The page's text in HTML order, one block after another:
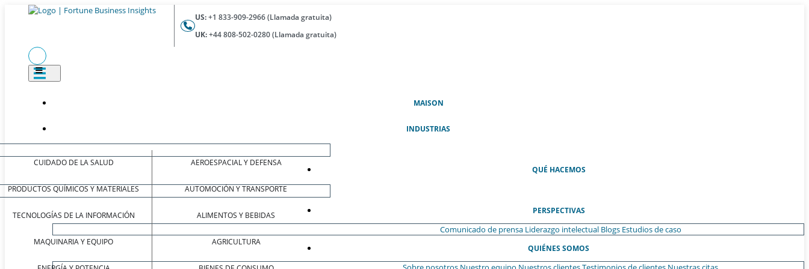
US:+1 833-909-2966 (Llamada gratuita)
UK:+44 808-502-0280 (Llamada gratuita)
MAISON(ACTUAL)
INDUSTRIAS
CUIDADO DE LA SALUD
PRODUCTOS QUÍMICOS Y MATERIALES
TECNOLOGÍAS DE LA INFORMACIÓN
MAQUINARIA Y EQUIPO
AEROESPACIAL Y DEFENSA
AUTOMOCIÓN Y TRANSPORTE
ALIMENTOS Y BEBIDAS
AGRICULTURA
QUÉ HACEMOS
PERSPECTIVAS
Comunicado de prensa Liderazgo intelectual Blogs Estudios de caso
QUIÉNES SOMOS